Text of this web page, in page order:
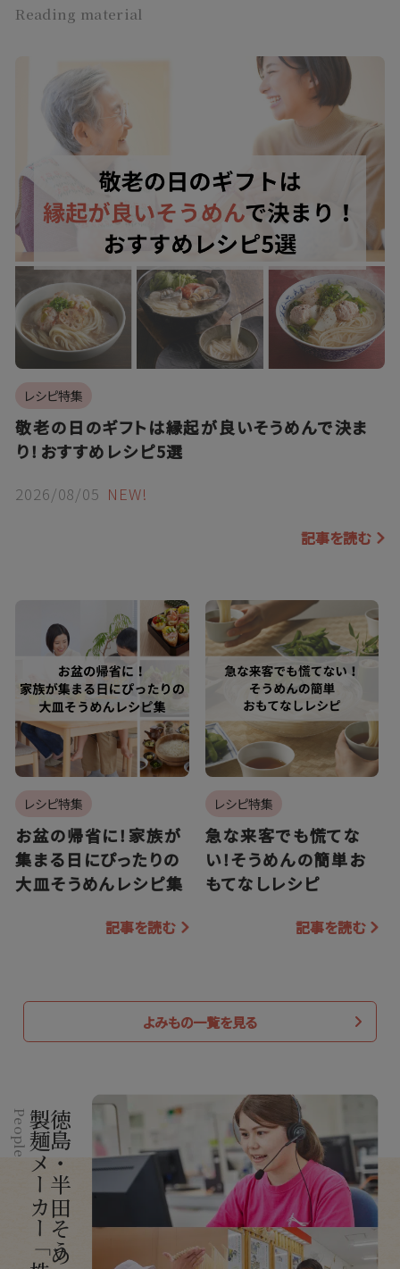
Reading material
レシピ特集
敬老の日のギフトは縁起が良いそうめんで決ま
り！おすすめレシピ5選
2026/08/05 NEW!
記事を読む
レシピ特集
お盆の帰省に！家族が
集まる日にぴったりの
大皿そうめんレシピ集
記事を読む
レシピ特集
急な来客でも慌てな
い！そうめんの簡単お
もてなしレシピ
記事を読む
よみもの一覧を見る
徳島・半田そうめんの
People